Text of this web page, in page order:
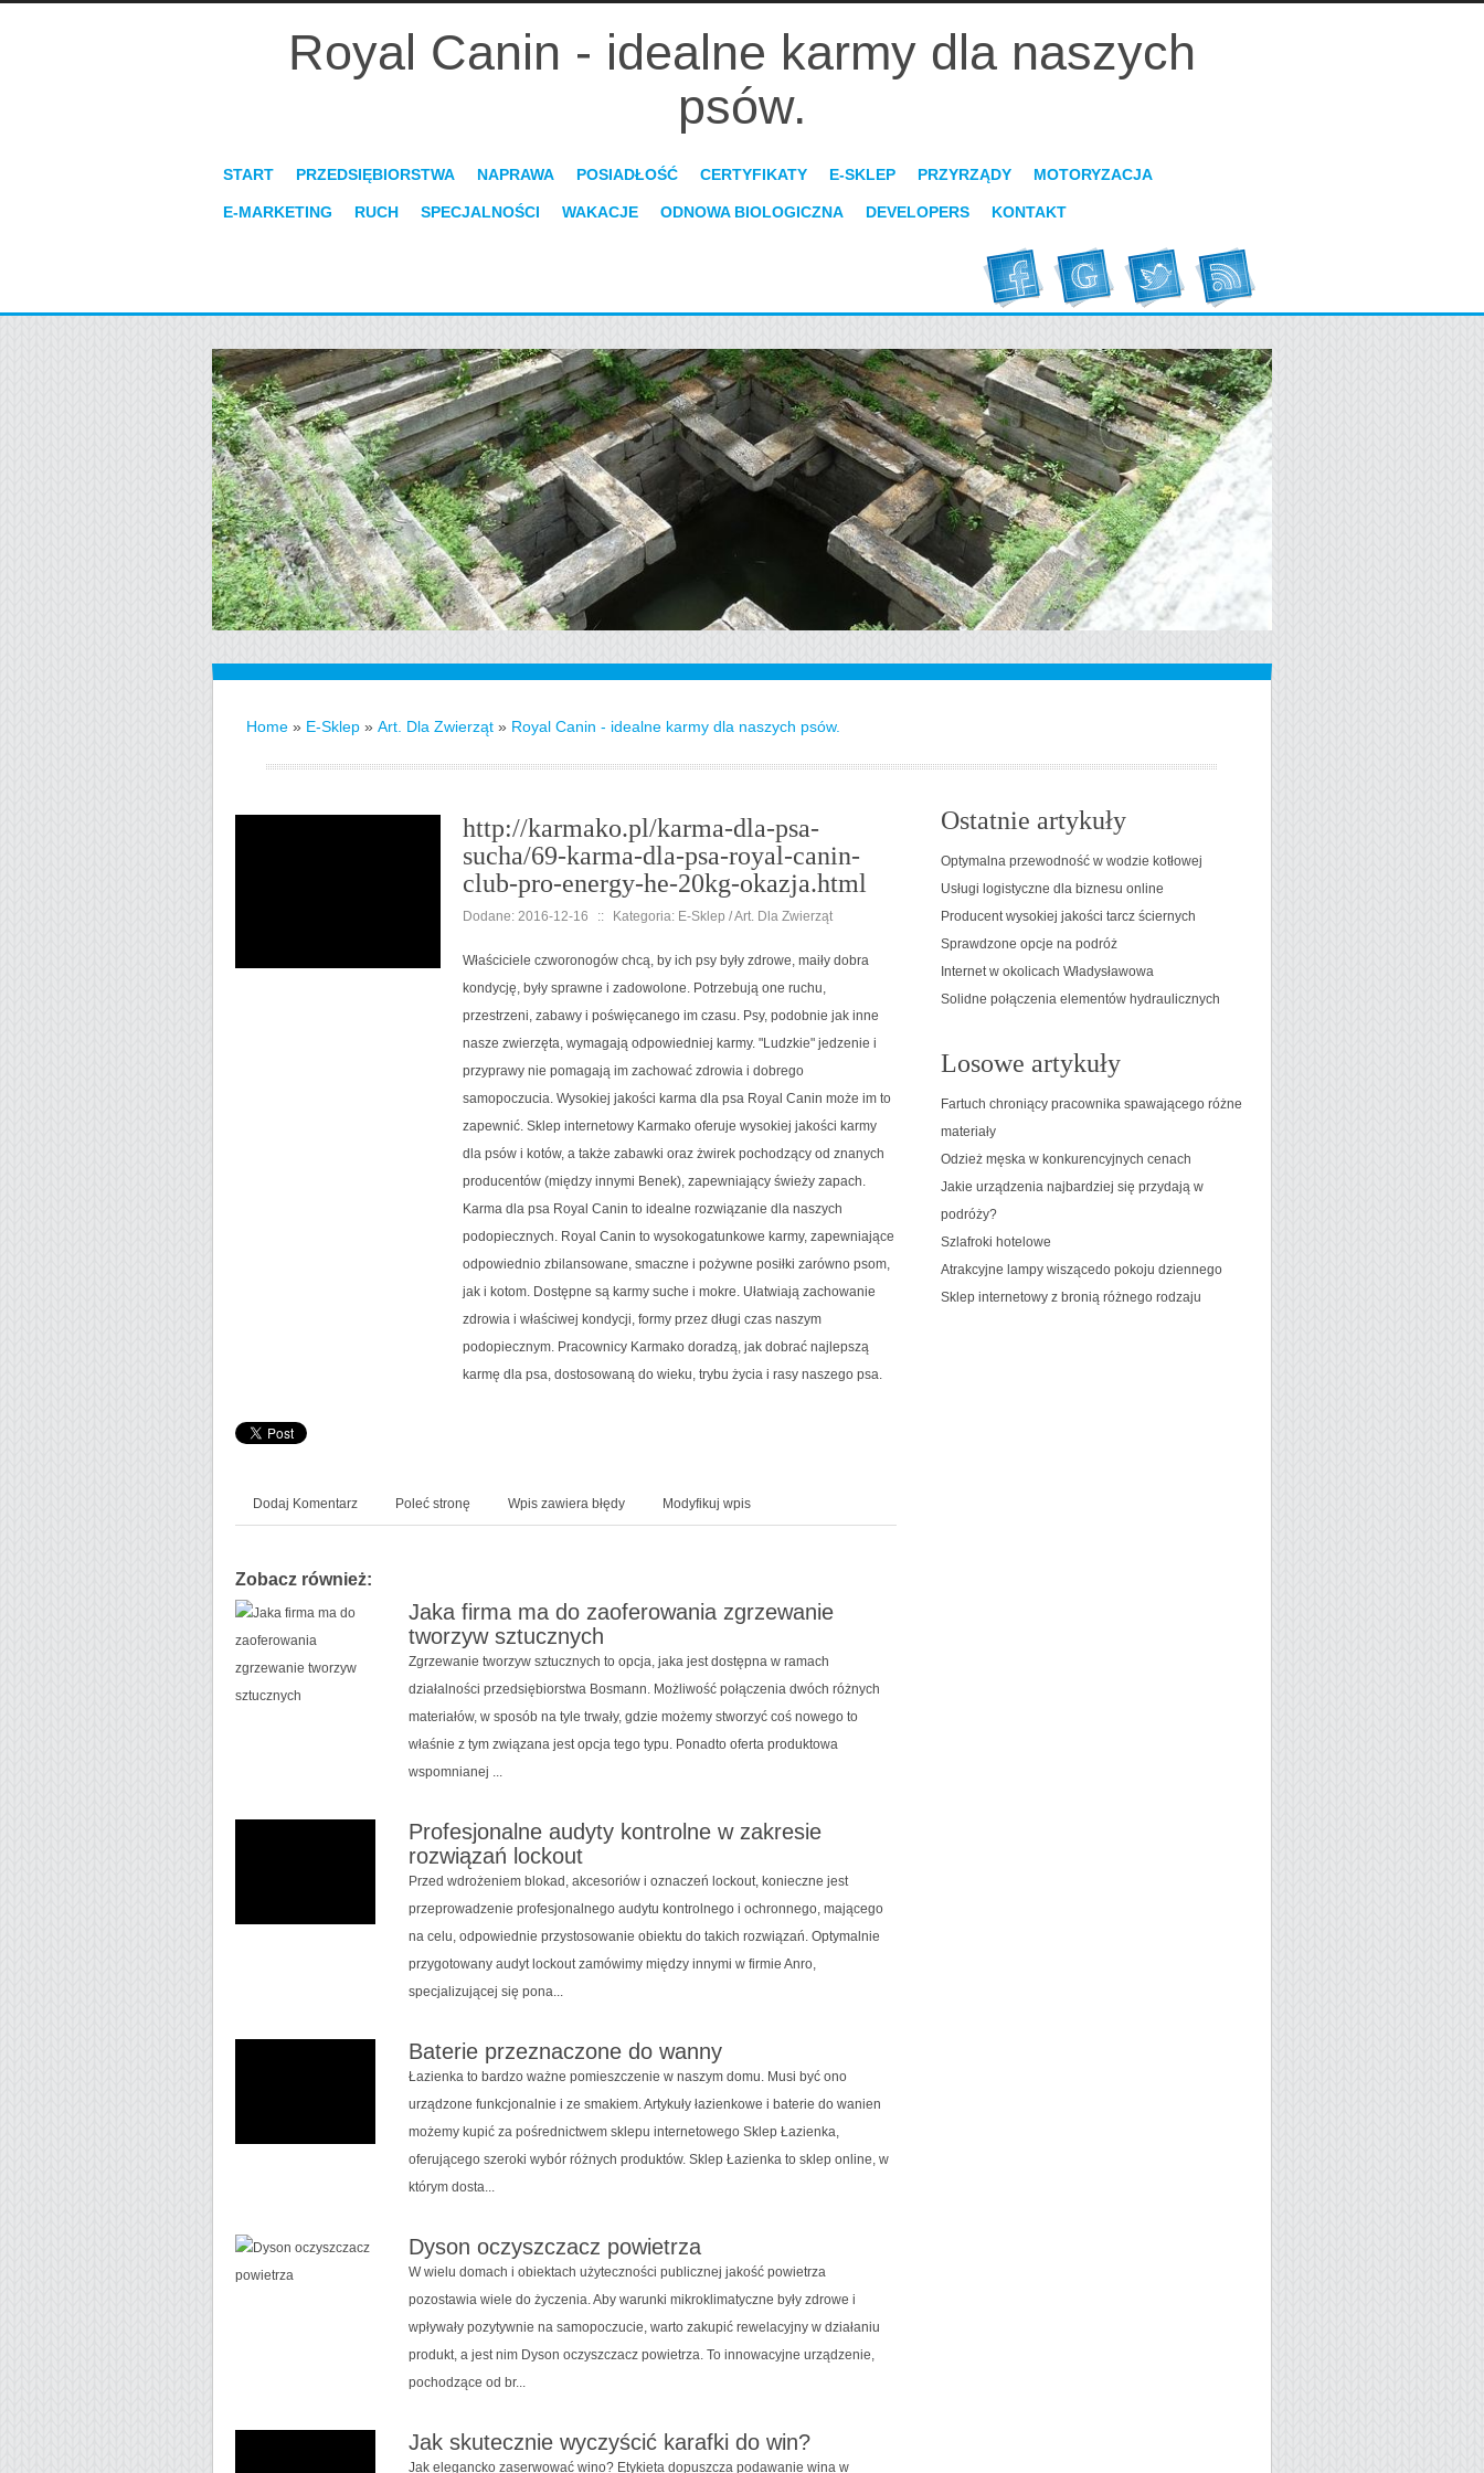
Royal Canin - idealne karmy dla naszych
psów.
START PRZEDSIĘBIORSTWA NAPRAWA POSIADŁOŚĆ CERTYFIKATY E-SKLEP PRZYRZĄDY MOTORYZACJA
E-MARKETING RUCH SPECJALNOŚCI WAKACJE ODNOWA BIOLOGICZNA DEVELOPERS KONTAKT
Home » E-Sklep » Art. Dla Zwierząt » Royal Canin - idealne karmy dla naszych psów.
http://karmako.pl/karma-dla-psa-
sucha/69-karma-dla-psa-royal-canin-
club-pro-energy-he-20kg-okazja.html
Dodane: 2016-12-16 :: Kategoria: E-Sklep / Art. Dla Zwierząt
Właściciele czworonogów chcą, by ich psy były zdrowe, maiły dobra
kondycję, były sprawne i zadowolone. Potrzebują one ruchu,
przestrzeni, zabawy i poświęcanego im czasu. Psy, podobnie jak inne
nasze zwierzęta, wymagają odpowiedniej karmy. "Ludzkie" jedzenie i
przyprawy nie pomagają im zachować zdrowia i dobrego
samopoczucia. Wysokiej jakości karma dla psa Royal Canin może im to
zapewnić. Sklep internetowy Karmako oferuje wysokiej jakości karmy
dla psów i kotów, a także zabawki oraz żwirek pochodzący od znanych
producentów (między innymi Benek), zapewniający świeży zapach.
Karma dla psa Royal Canin to idealne rozwiązanie dla naszych
podopiecznych. Royal Canin to wysokogatunkowe karmy, zapewniające
odpowiednio zbilansowane, smaczne i pożywne posiłki zarówno psom,
jak i kotom. Dostępne są karmy suche i mokre. Ułatwiają zachowanie
zdrowia i właściwej kondycji, formy przez długi czas naszym
podopiecznym. Pracownicy Karmako doradzą, jak dobrać najlepszą
karmę dla psa, dostosowaną do wieku, trybu życia i rasy naszego psa.
Dodaj Komentarz Poleć stronę Wpis zawiera błędy Modyfikuj wpis
Zobacz również:
Jaka firma ma do zaoferowania zgrzewanie
tworzyw sztucznych
Zgrzewanie tworzyw sztucznych to opcja, jaka jest dostępna w ramach
działalności przedsiębiorstwa Bosmann. Możliwość połączenia dwóch różnych
materiałów, w sposób na tyle trwały, gdzie możemy stworzyć coś nowego to
właśnie z tym związana jest opcja tego typu. Ponadto oferta produktowa
wspomnianej ...
Profesjonalne audyty kontrolne w zakresie
rozwiązań lockout
Przed wdrożeniem blokad, akcesoriów i oznaczeń lockout, konieczne jest
przeprowadzenie profesjonalnego audytu kontrolnego i ochronnego, mającego
na celu, odpowiednie przystosowanie obiektu do takich rozwiązań. Optymalnie
przygotowany audyt lockout zamówimy między innymi w firmie Anro,
specjalizującej się pona...
Baterie przeznaczone do wanny
Łazienka to bardzo ważne pomieszczenie w naszym domu. Musi być ono
urządzone funkcjonalnie i ze smakiem. Artykuły łazienkowe i baterie do wanien
możemy kupić za pośrednictwem sklepu internetowego Sklep Łazienka,
oferującego szeroki wybór różnych produktów. Sklep Łazienka to sklep online, w
którym dosta...
Dyson oczyszczacz powietrza
W wielu domach i obiektach użyteczności publicznej jakość powietrza
pozostawia wiele do życzenia. Aby warunki mikroklimatyczne były zdrowe i
wpływały pozytywnie na samopoczucie, warto zakupić rewelacyjny w działaniu
produkt, a jest nim Dyson oczyszczacz powietrza. To innowacyjne urządzenie,
pochodzące od br...
Jak skutecznie wyczyścić karafki do win?
Jak elegancko zaserwować wino? Etykieta dopuszcza podawanie wina w
Ostatnie artykuły
Optymalna przewodność w wodzie kotłowej
Usługi logistyczne dla biznesu online
Producent wysokiej jakości tarcz ściernych
Sprawdzone opcje na podróż
Internet w okolicach Władysławowa
Solidne połączenia elementów hydraulicznych
Losowe artykuły
Fartuch chroniący pracownika spawającego różne
materiały
Odzież męska w konkurencyjnych cenach
Jakie urządzenia najbardziej się przydają w
podróży?
Szlafroki hotelowe
Atrakcyjne lampy wiszącedo pokoju dziennego
Sklep internetowy z bronią różnego rodzaju